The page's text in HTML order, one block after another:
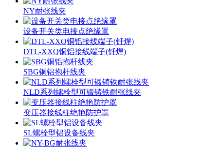
NY耐张线夹
设备开关类电接点绝缘罩
DTL-XXQ铜铝接线端子(钎焊)
SBG铜铝抱杆线夹
NLD系列螺栓型可锻铸铁耐张线夹
变压器接线柱绝艳防护罩
SL螺栓型铝设备线夹